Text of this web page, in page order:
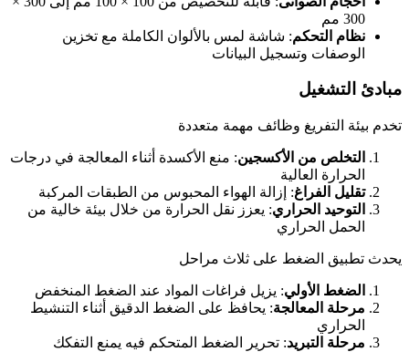
300 مم
نظام التحكم: شاشة لمس بالألوان الكاملة مع تخزين
الوصفات وتسجيل البيانات
مبادئ التشغيل
تخدم بيئة التفريغ وظائف مهمة متعددة
التخلص من الأكسجين: منع الأكسدة أثناء المعالجة في درجات
الحرارة العالية
تقليل الفراغ: إزالة الهواء المحبوس من الطبقات المركبة
التوحيد الحراري: يعزز نقل الحرارة من خلال بيئة خالية من
الحمل الحراري
يحدث تطبيق الضغط على ثلاث مراحل
الضغط الأولي: يزيل فراغات المواد عند الضغط المنخفض
مرحلة المعالجة: يحافظ على الضغط الدقيق أثناء التنشيط
الحراري
مرحلة التبريد: تحرير الضغط المتحكم فيه يمنع التفكك